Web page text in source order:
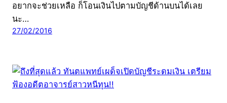
อยากจะช่วยเหลือ ก็โอนเงินไปตามบัญชีด้านบนได้เลย
นะ…
27/02/2016